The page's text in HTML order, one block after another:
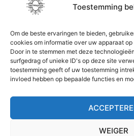
Toestemming
Om de beste ervaringen te bieden,
cookies om informatie over uw apparaat
Door in te stemmen met deze
surfgedrag of unieke ID's op deze site
toestemming geeft of uw toestemming
invloed hebben op bepaalde functies en
WEIGER
Handgemaakte broche
€ 14,95
Toevoegen aan
winkelwagen
← 1 2 3